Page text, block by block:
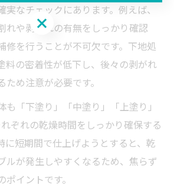
実なチェックにあります。例えば、
れや剥がれの有無をしっかり確認
修を行うことが不可欠です。下地処
料の密着性が低下し、後々の剥がれ
め注意が必要です。
も「下塗り」「中塗り」「上塗り」
ぞれの乾燥時間をしっかり確保する
に短期間で仕上げようとすると、乾
ルが発生しやすくなるため、焦らず
イントです。
お問い合わせはこちら